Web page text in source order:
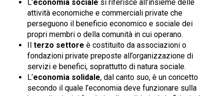
L’economia sociale si riferisce all’insieme delle
attività economiche e commerciali private che
perseguono il beneficio economico e sociale dei
propri membri o della comunità in cui operano.
Il terzo settore è costituito da associazioni o
fondazioni private preposte all’organizzazione di
servizi e benefici, soprattutto di natura sociale.
L’economia solidale, dal canto suo, è un concetto
secondo il quale l’economia deve funzionare sulla